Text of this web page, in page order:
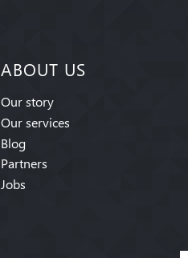
ABOUT US
Our story
Our services
Blog
Partners
Jobs